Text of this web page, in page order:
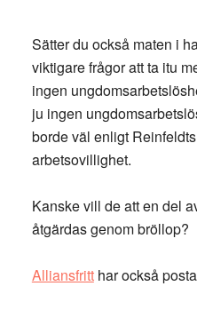
Sätter du också maten i
viktigare frågor att ta itu
ingen
ju ingen
borde väl enligt
arbetsovillighet.
Kanske vill de att en del
åtgärdas genom bröllop?
Alliansfritthar också